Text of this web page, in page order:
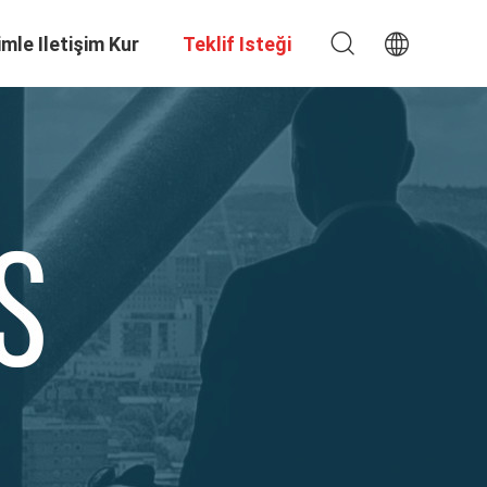
Iletişim Kur Teklif Isteği